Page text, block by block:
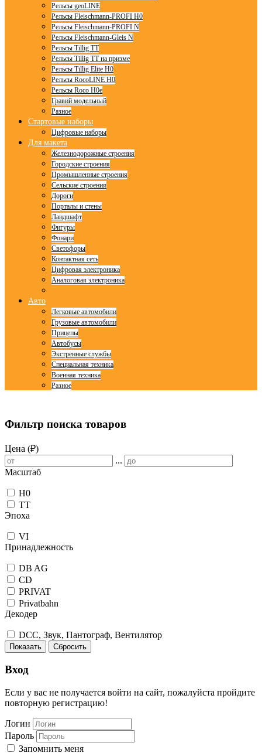
Рельсы geoLINE
Рельсы Fleischmann-PROFI H0
Рельсы Fleischmann-PROFI N
Рельсы Fleischmann-Gleis N
Рельсы Tillig TT
Рельсы Tillig TT на призме
Рельсы Tillig Elite H0
Рельсы RocoLINE H0
Рельсы Roco H0e
Гравий модельный
Разное
Стартовые наборы
Цифровые наборы
Для макета
Железнодорожные строения
Городские строения
Промышленные строения
Сельские строения
Дороги
Порталы и стены
Ландшафт
Фигуры
Фонари
Светофоры
Контактная сеть
Цифровая электроника
Аналоговая электроника
Авто
Легковые автомобили
Грузовые автомобили
Прицепы
Автобусы
Экстренные службы
Специальная техника
Военная техника
Разное
Фильтр поиска товаров
Цена (₽)
...
Масштаб
H0
TT
Эпоха
VI
Принадлежность
DB AG
CD
PRIVAT
Privatbahn
Декодер
DCC, Звук, Пантограф, Вентилятор
Показать Сбросить
Вход
Если у вас не получается войти на сайт, пожалуйста пройдите
повторную регистрацию!
Логин
Пароль
Запомнить меня